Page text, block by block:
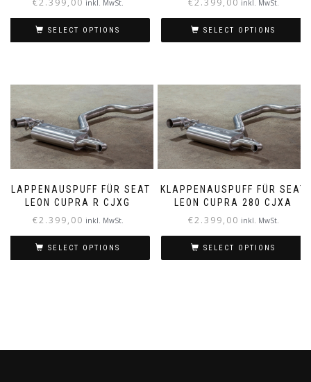
inkl. MwSt.
SELECT OPTIONS
inkl. MwSt.
SELECT OPTIONS
KLAPPENAUSPUFF FÜR SEAT
LEON CUPRA R CJXG
€2.399,00 inkl. MwSt.
SELECT OPTIONS
KLAPPENAUSPUFF FÜR SEAT
LEON CUPRA 280 CJXA
€2.399,00 inkl. MwSt.
SELECT OPTIONS